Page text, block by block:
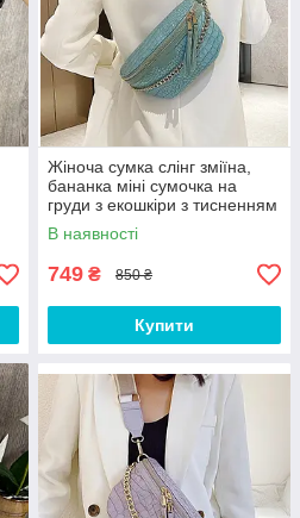
Жіноча сумка слінг зміїна,
бананка міні сумочка на
груди з екошкіри з тисненням
під рептилію М'ятний
В наявності
749 ₴ 850 ₴
Купити